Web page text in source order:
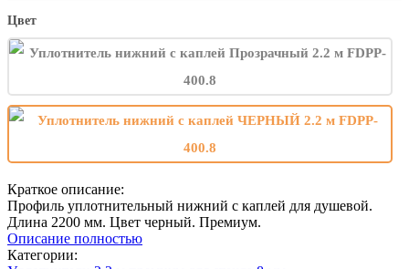
Цвет
Краткое описание:
Профиль уплотнительный нижний с каплей для душевой.
Длина 2200 мм. Цвет черный. Премиум.
Описание полностью
Категории: